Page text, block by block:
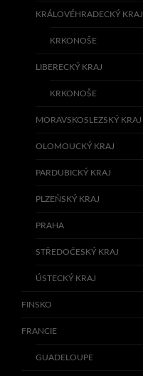
KRÁLOVÉHRADECKÝ KRAJ
KRKONOŠE
LIBERECKÝ KRAJ
KRKONOŠE
MORAVSKOSLEZSKÝ KRAJ
OLOMOUCKÝ KRAJ
PARDUBICKÝ KRAJ
PLZEŇSKÝ KRAJ
PRAHA
STŘEDOČESKÝ KRAJ
ÚSTECKÝ KRAJ
FINSKO
FRANCIE
GUADELOUPE